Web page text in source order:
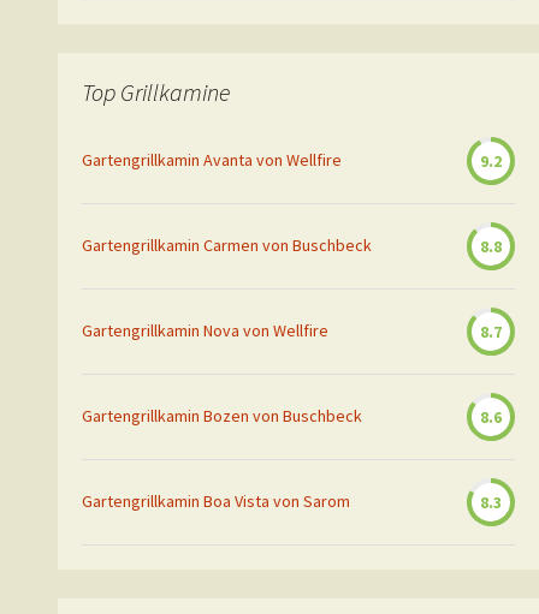
Top Grillkamine
Gartengrillkamin Avanta von Wellfire 9.2
Gartengrillkamin Carmen von Buschbeck 8.8
Gartengrillkamin Nova von Wellfire 8.7
Gartengrillkamin Bozen von Buschbeck 8.6
Gartengrillkamin Boa Vista von Sarom 8.3